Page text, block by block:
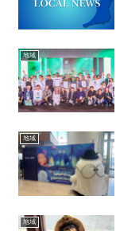
地域
地域
地域